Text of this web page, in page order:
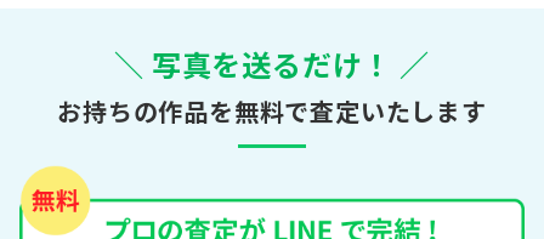
＼ 写真を送るだけ！ ／
お持ちの作品を無料で査定いたします